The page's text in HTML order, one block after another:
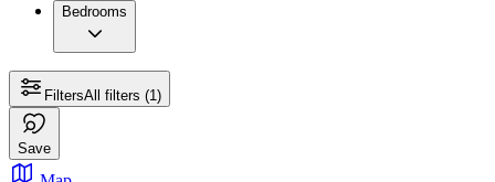
Bedrooms
FiltersAll filters (1)
Save